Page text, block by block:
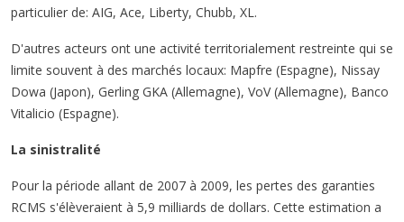
particulier de: AIG, Ace, Liberty, Chubb, XL.
D'autres acteurs ont une activité territorialement restreinte qui se
limite souvent à des marchés locaux: Mapfre (Espagne), Nissay
Dowa (Japon), Gerling GKA (Allemagne), VoV (Allemagne), Banco
Vitalicio (Espagne).
La sinistralité
Pour la période allant de 2007 à 2009, les pertes des garanties
RCMS s'élèveraient à 5,9 milliards de dollars. Cette estimation a